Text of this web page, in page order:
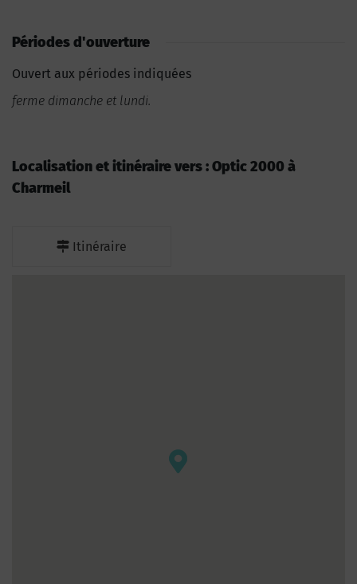
Périodes d'ouverture
Ouvert aux périodes indiquées
ferme dimanche et lundi.
Localisation et itinéraire vers : Optic 2000 à
Charmeil
Itinéraire